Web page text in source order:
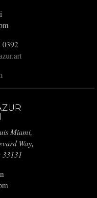
0392
Miami,
Way,